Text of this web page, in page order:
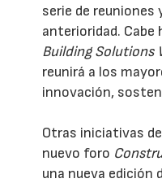
serie de
anterioridad. Cabe
Building Solutions
reunirá a los
innovación,
Otras iniciativas
nuevo foro
una nueva edición